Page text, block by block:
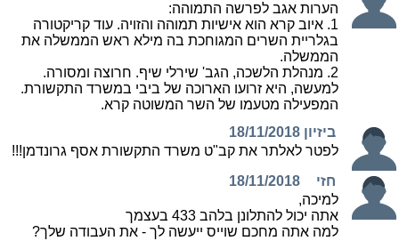
הערות אגב לפרשה התמוהה:
1. איוב קרא הוא אישיות תמוהה והזויה. עוד קריקטורה
בגלריית השרים המגוחכת בה מילא ראש הממשלה את
הממשלה.
2. מנהלת הלשכה, הגב' שירלי שיף. חרוצה ומסורה.
למעשה, היא זרועו הארוכה של ביבי במשרד התקשורת.
המפעילה מטעמו של השר המשוטה קרא.
ביזיון 18/11/2018
לפטר לאלתר את קב"ט משרד התקשורת אסף גרונדמן!!!
חזי
18/11/2018
למיכה,
אתה יכול להתלונן בלהב 433 בעצמך
למה אתה מחכם שוייס ייעשה לך - את העבודה שלך?